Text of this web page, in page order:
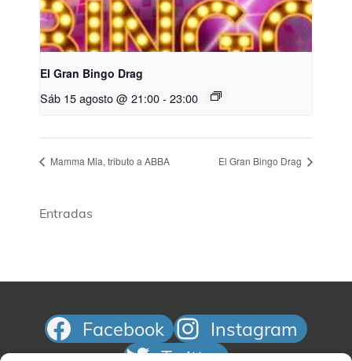
El Gran Bingo Drag
Sáb 15 agosto @ 21:00- 23:00
Mamma Mia, tributo a ABBA El Gran Bingo Drag
Entradas
Facebook
Instagram